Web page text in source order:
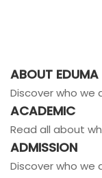
ABOUT EDUMA
Discover who we
ACADEMIC
Read all about
ADMISSION
Discover who we